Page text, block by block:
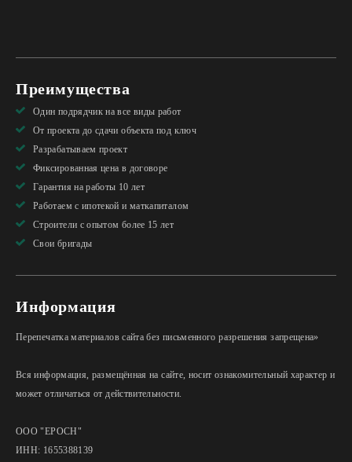
Преимущества
Один подрядчик на все виды работ
От проекта до сдачи объекта под ключ
Разрабатываем проект
Фиксированная цена в договоре
Гарантия на работы 10 лет
Работаем с ипотекой и маткапиталом
Строители с опытом более 15 лет
Свои бригады
Информация
Перепечатка материалов сайта без письменного разрешения запрещена»
Вся информация, размещённая на сайте, носит ознакомительный характер и
может отличаться от действительности.
ООО "ЕРОСН"
ИНН: 1655388139